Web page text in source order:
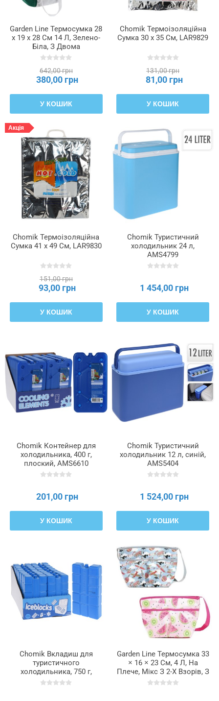
Garden Line Термосумка 28
x 19 x 28 См 14 Л, Зелено-
Біла, З Двома
Охолоджувальними
642,00 грн
380,00 грн
У КОШИК
Chomik Термоізоляційна
Сумка 30 x 35 См, LAR9829
131,00 грн
81,00 грн
У КОШИК
Акція
Chomik Термоізоляційна
Сумка 41 x 49 См, LAR9830
151,00 грн
93,00 грн
У КОШИК
Chomik Туристичний
холодильник 24 л,
AMS4799
1 454,00 грн
У КОШИК
Chomik Контейнер для
холодильника, 400 г,
плоский, AMS6610
201,00 грн
У КОШИК
Chomik Туристичний
холодильник 12 л, синій,
AMS5404
1 524,00 грн
У КОШИК
Chomik Вкладиш для
туристичного
холодильника, 750 г,
AMS6217
Garden Line Термосумка 33
× 16 × 23 См, 4 Л, На
Плече, Мікс З 2-Х Взорів, З
Двома